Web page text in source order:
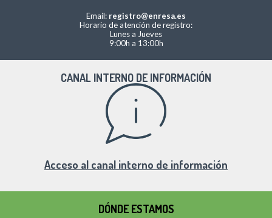
Email: registro@enresa.es
Horario de atención de registro:
Lunes a Jueves
9:00h a 13:00h
CANAL INTERNO DE INFORMACIÓN
Acceso al canal interno de información
DÓNDE ESTAMOS